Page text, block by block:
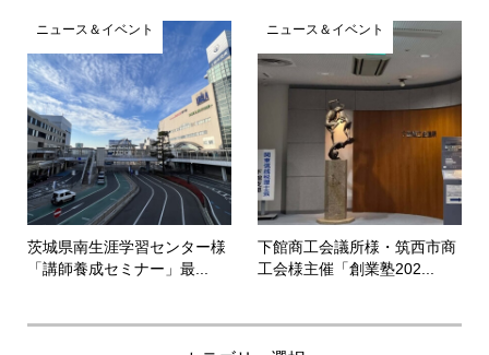
ニュース＆イベント
茨城県南生涯学習センター様
「講師養成セミナー」最...
ニュース＆イベント
下館商工会議所様・筑西市商
工会様主催「創業塾202...